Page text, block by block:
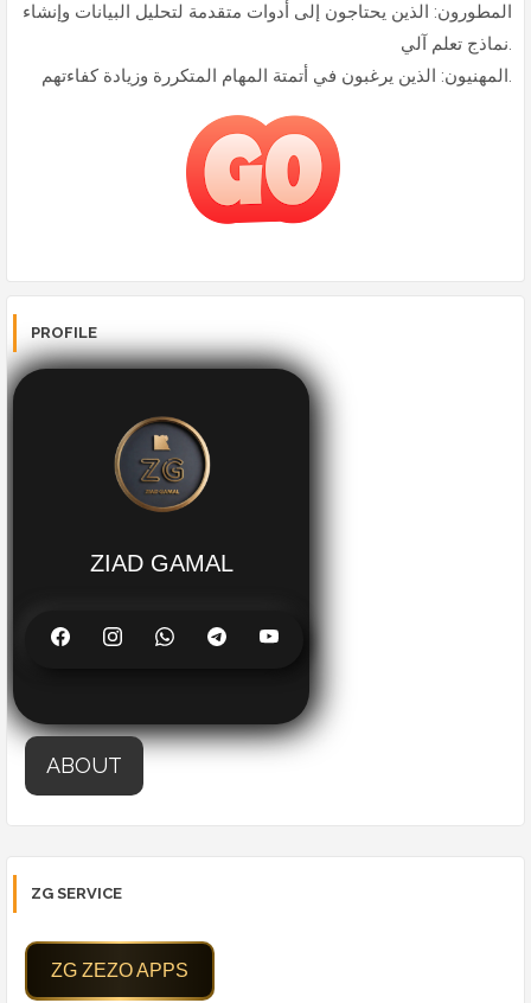
المطورون: الذين يحتاجون إلى أدوات متقدمة لتحليل البيانات وإنشاء
نماذج تعلم آلي.
المهنيون: الذين يرغبون في أتمتة المهام المتكررة وزيادة كفاءتهم.
PROFILE
ZIAD GAMAL
ABOUT
ZG SERVICE